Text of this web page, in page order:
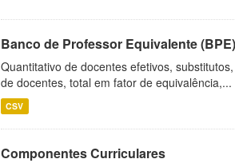
Banco de Professor Equivalente (BPE)
Quantitativo de docentes efetivos,
de docentes, total em fator de equivalência,...
CSV
Componentes Curriculares